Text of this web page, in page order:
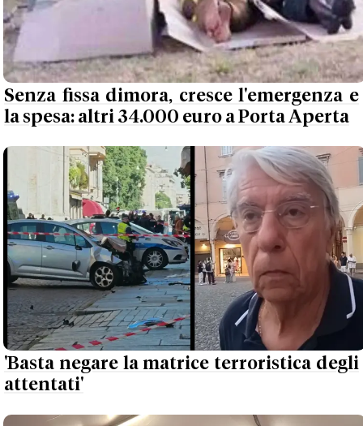
Senza fissa dimora, cresce l'emergenza e
la spesa: altri 34.000 euro a Porta Aperta
'Basta negare la matrice terroristica degli
attentati'